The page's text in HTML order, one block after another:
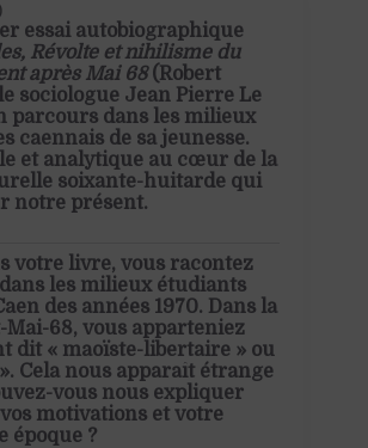
)
essai autobiographique
Révolte et nihilisme du
après Mai 68(Robert
sociologue Jean Pierre Le
parcours dans les milieux
caennais de sa jeunesse.
et analytique au cœur de la
soixante-huitarde qui
notre présent.
votre livre, vous racontez
les milieux étudiants
des années 1970. Dans la
Mai-68, vous apparteniez
dit « maoïste-libertaire » ou
Cela nous apparaît étrange
vous nous expliquer
motivations et votre
époque ?